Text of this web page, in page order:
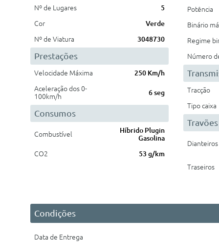
Nº de Lugares
5
Cor
Verde
Nº de Viatura
3048730
Prestações
Velocidade Máxima
250 Km/h
Aceleração dos 0-
100km/h
6 seg
Consumos
Combustível
Híbrido Plugin
Gasolina
CO2
53 g/km
Potência
Binário
Regime
Número
Tracção
Tipo caixa
Travões
Dianteiros
Traseiros
Condições
Data de Entrega